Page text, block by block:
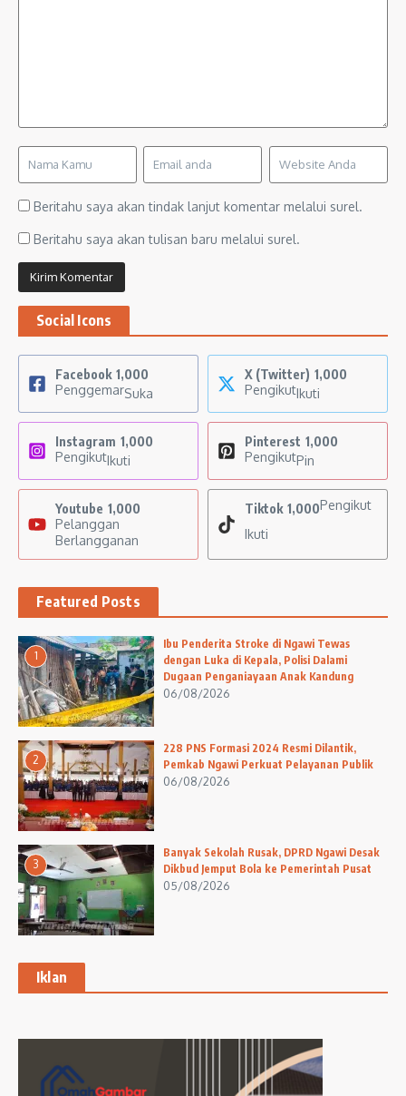
Beritahu saya akan tindak lanjut komentar melalui surel.
Beritahu saya akan tulisan baru melalui surel.
Social Icons
Facebook 1,000
PenggemarSuka
X (Twitter) 1,000
PengikutIkuti
Instagram 1,000
PengikutIkuti
Pinterest 1,000
PengikutPin
Youtube 1,000
Pelanggan
Berlangganan
Tiktok 1,000Pengikut
Ikuti
Featured Posts
1
Ibu Penderita Stroke di Ngawi Tewas
dengan Luka di Kepala, Polisi Dalami
Dugaan Penganiayaan Anak Kandung
06/08/2026
2
228 PNS Formasi 2024 Resmi Dilantik,
Pemkab Ngawi Perkuat Pelayanan Publik
06/08/2026
3
Banyak Sekolah Rusak, DPRD Ngawi Desak
Dikbud Jemput Bola ke Pemerintah Pusat
05/08/2026
Iklan